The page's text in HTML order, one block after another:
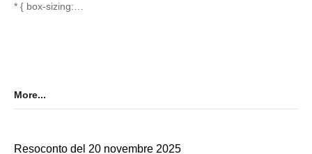
* { box-sizing:…
More...
Resoconto del 20 novembre 2025